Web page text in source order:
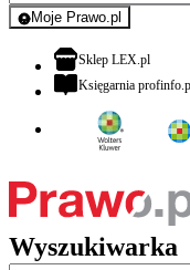
Moje Prawo.pl
- rejestracja i
Sklep LEX.plotwiera
Księgarnia
Wyszukiwarka